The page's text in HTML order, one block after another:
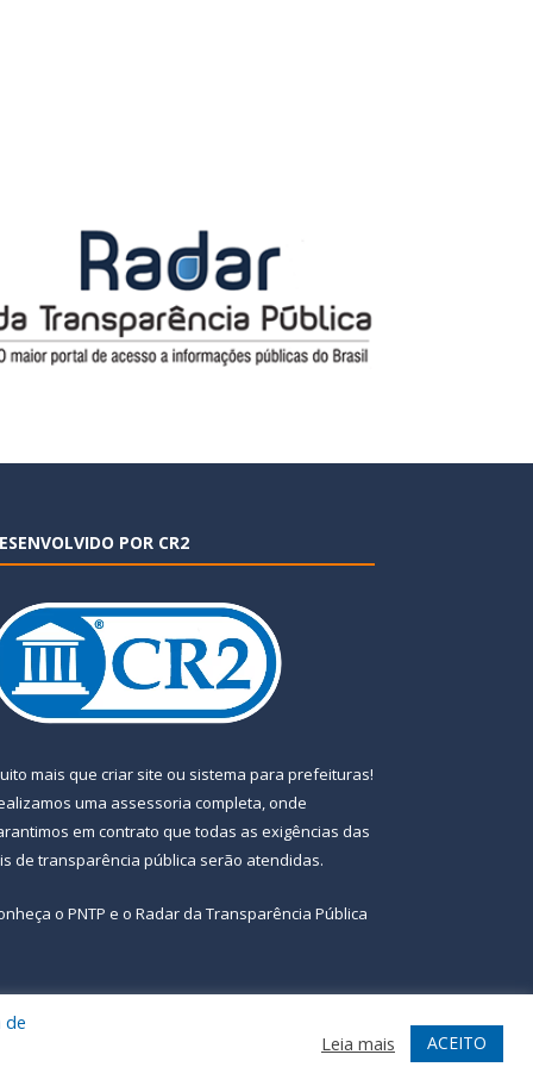
POR CR2
mais que criar site ou sistema para prefeituras!
uma assessoria completa, onde
em contrato que todas as exigências das
de transparência pública serão atendidas.
o PNTP e o Radar da Transparência Pública
Acessar Webmail
de
Leia mais ACEITO